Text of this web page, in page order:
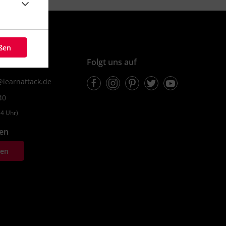
Uhr)
Folgt uns auf
FacebookInstagramPinterestTwitterYoutube